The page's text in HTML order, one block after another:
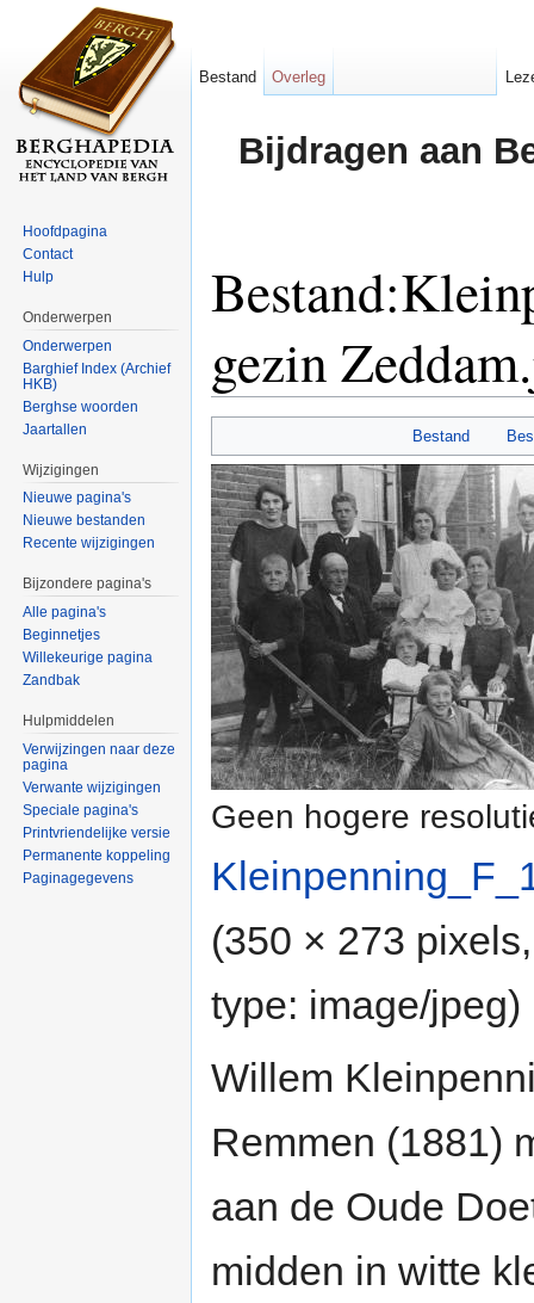
Bijdragen aan
gezin
Bestand
Geen hogere
(350 × 273
type: image/jpeg)
Willem
Remmen (1881)
aan de Oude
midden in witte
Bestand Overleg
Hoofdpagina
Contact
Hulp
Onderwerpen
Onderwerpen
Barghief Index (Archief
HKB)
Berghse woorden
Jaartallen
Wijzigingen
Nieuwe pagina's
Nieuwe bestanden
Recente wijzigingen
Bijzondere pagina's
Alle pagina's
Beginnetjes
Willekeurige pagina
Zandbak
Hulpmiddelen
Verwijzingen naar deze
pagina
Verwante wijzigingen
Speciale pagina's
Printvriendelijke versie
Permanente koppeling
Paginagegevens